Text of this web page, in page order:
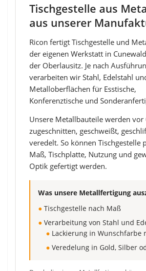
Tischgestelle aus
aus unserer
Ricon fertigt Tischgestelle und
der eigenen Werkstatt in
der Oberlausitz. Je nach
verarbeiten wir Stahl, Edelstahl
Metalloberflächen für Esstische,
Konferenztische und
Unsere Metallbauteile werden vor
zugeschnitten, geschweißt,
veredelt. So können Tischgestelle
Maß, Tischplatte, Nutzung und
Optik gefertigt werden.
Was unsere Metallfertigung
● Tischgestelle nach Maß
● Verarbeitung von Stahl und
● Lackierung in Wunschfarbe
● Veredelung in Gold, Silber